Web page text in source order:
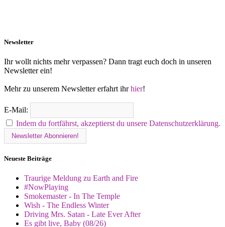
Newsletter
Ihr wollt nichts mehr verpassen? Dann tragt euch doch in unseren
Newsletter ein!
Mehr zu unserem Newsletter erfahrt ihrhier!
E-Mail:
Indem du fortfährst, akzeptierst du unsere Datenschutzerklärung.
Neueste Beiträge
Traurige Meldung zu Earth and Fire
#NowPlaying
Smokemaster - In The Temple
Wish - The Endless Winter
Driving Mrs. Satan - Late Ever After
Es gibt live, Baby (08/26)